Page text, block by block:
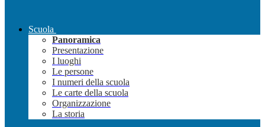
Scuola
Panoramica
Presentazione
I luoghi
Le persone
I numeri della scuola
Le carte della scuola
Organizzazione
La storia